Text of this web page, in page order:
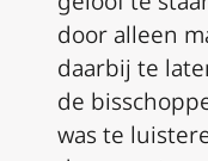
door alleen
daarbij te
de
was te